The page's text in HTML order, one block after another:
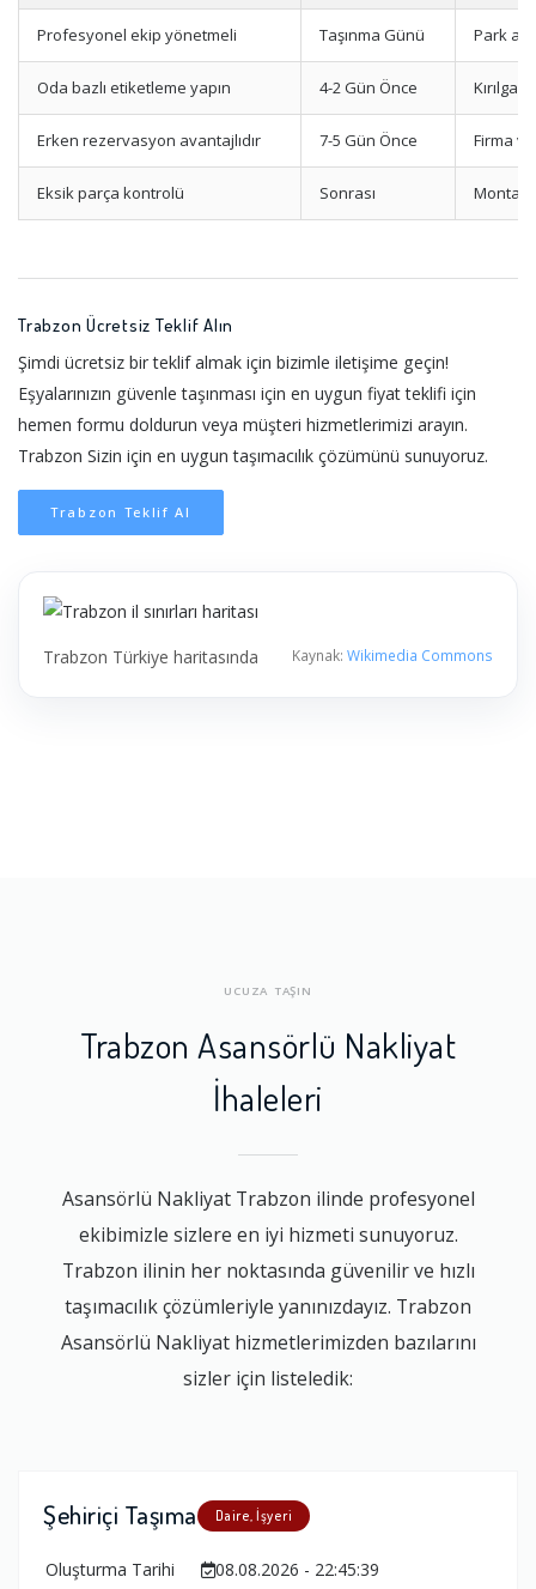
Profesyonel ekip yönetmeli Taşınma Günü Park
Oda bazlı etiketleme yapın 4-2 Gün Önce
Erken rezervasyon avantajlıdır 7-5 Gün Önce Firma
Eksik parça kontrolü Sonrası Montaj
Trabzon Ücretsiz Teklif Alın
Şimdi ücretsiz bir teklif almak için bizimle iletişime geçin!
Eşyalarınızın güvenle taşınması için en uygun fiyat teklifi için
hemen formu doldurun veya müşteri hizmetlerimizi arayın.
Trabzon Sizin için en uygun taşımacılık çözümünü sunuyoruz.
Trabzon Teklif Al
Trabzon Türkiye haritasında Kaynak: Wikimedia Commons
UCUZA TAŞIN
Trabzon Asansörlü Nakliyat
İhaleleri
Asansörlü Nakliyat Trabzon ilinde profesyonel
ekibimizle sizlere en iyi hizmeti sunuyoruz.
Trabzon ilinin her noktasında güvenilir ve hızlı
taşımacılık çözümleriyle yanınızdayız. Trabzon
Asansörlü Nakliyat hizmetlerimizden bazılarını
sizler için listeledik:
Şehiriçi Taşıma Daire, İşyeri
Oluşturma Tarihi
08.08.2026 - 22:45:39